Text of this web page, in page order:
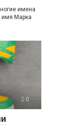
имена
имя Марка
0